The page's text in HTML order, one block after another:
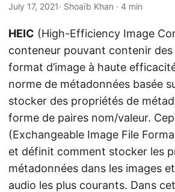
n
July 17, 2021· Shoaïb Khan · 4 min
HEIC (High-Efficiency Image
conteneur pouvant contenir des
format d’image à haute
norme de métadonnées basée
stocker des propriétés de
forme de paires nom/valeur.
(Exchangeable Image File
et définit comment stocker les
métadonnées dans les images
audio les plus courants. Dans